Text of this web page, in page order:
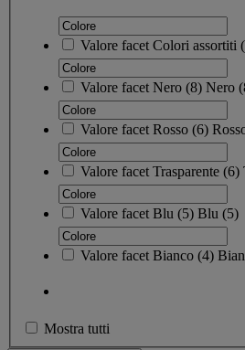
Valore facet Colori assortiti (
Valore facet Nero (8) Nero
Valore facet Rosso (6)
Valore facet Trasparente (6)
Valore facet Blu (5) Blu (5)
Valore facet Bianco (4)
Mostra tutti